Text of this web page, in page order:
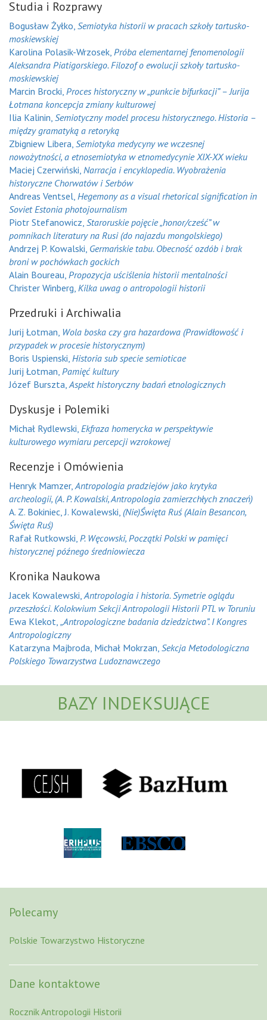
Studia i Rozprawy
Bogusław Żyłko, Semiotyka historii w pracach szkoły tartusko-
moskiewskiej
Karolina Polasik-Wrzosek, Próba elementarnej fenomenologii
Aleksandra Piatigorskiego. Filozof o ewolucji szkoły tartusko-
moskiewskiej
Marcin Brocki, Proces historyczny w „punkcie bifurkacji” – Jurija
Łotmana koncepcja zmiany kulturowej
Ilia Kalinin, Semiotyczny model procesu historycznego. Historia –
między gramatyką a retoryką
Zbigniew Libera, Semiotyka medycyny we wczesnej
nowożytności, a etnosemiotyka w etnomedycynie XIX-XX wieku
Maciej Czerwiński, Narracja i encyklopedia. Wyobrażenia
historyczne Chorwatów i Serbów
Andreas Ventsel, Hegemony as a visual rhetorical signification in
Soviet Estonia photojournalism
Piotr Stefanowicz, Staroruskie pojęcie „honor/cześć” w
pomnikach literatury na Rusi (do najazdu mongolskiego)
Andrzej P. Kowalski, Germańskie tabu. Obecność ozdób i brak
broni w pochówkach gockich
Alain Boureau, Propozycja uściślenia historii mentalności
Christer Winberg, Kilka uwag o antropologii historii
Przedruki i Archiwalia
Jurij Łotman, Wola boska czy gra hazardowa (Prawidłowość i
przypadek w procesie historycznym)
Boris Uspienski, Historia sub specie semioticae
Jurij Łotman, Pamięć kultury
Józef Burszta,Aspekt historyczny badań etnologicznych
Dyskusje i Polemiki
Michał Rydlewski, Ekfraza homerycka w perspektywie
kulturowego wymiaru percepcji wzrokowej
Recenzje i Omówienia
Henryk Mamzer,Antropologia pradziejów jako krytyka
archeologii, (A. P. Kowalski, Antropologia zamierzchłych znaczeń)
A. Z. Bokiniec, J. Kowalewski, (Nie)Święta Ruś (Alain Besancon,
Święta Ruś)
Rafał Rutkowski, P. Węcowski, Początki Polski w pamięci
historycznej późnego średniowiecza
Kronika Naukowa
Jacek Kowalewski,Antropologia i historia. Symetrie oglądu
przeszłości. Kolokwium Sekcji Antropologii Historii PTL w Toruniu
Ewa Klekot, „Antropologiczne badania dziedzictwa”. I Kongres
Antropologiczny
Katarzyna Majbroda, Michał Mokrzan, Sekcja Metodologiczna
Polskiego Towarzystwa Ludoznawczego
BAZY INDEKSUJĄCE
Polecamy
Polskie Towarzystwo Historyczne
Dane kontaktowe
Rocznik Antropologii Historii